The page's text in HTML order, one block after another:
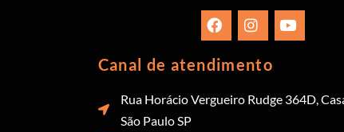
Canal de atendimento
Rua Horácio Vergueiro Rudge 364D,
São Paulo SP